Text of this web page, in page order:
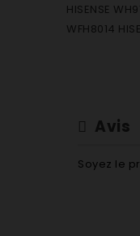
HISENSE
WFH8014
Avis
Soyez le